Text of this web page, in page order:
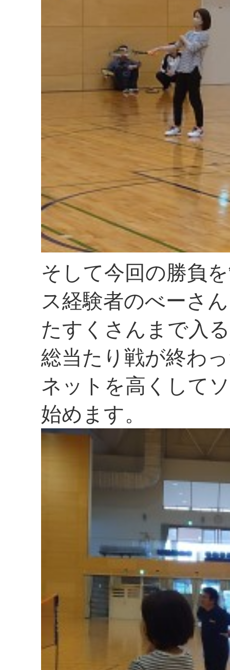
そして今回の勝負
ス経験者のべーさ
たすくさんまで入
総当たり戦が終わ
ネットを高くして
始めます。